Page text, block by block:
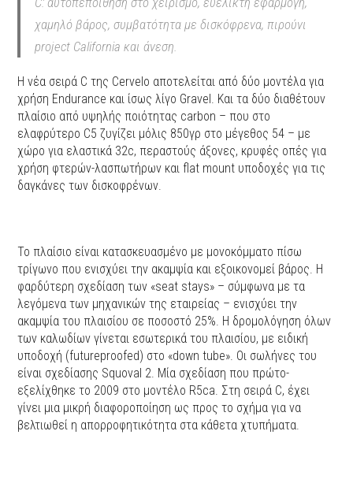
χαμηλό βάρος, συμβατότητα με δισκόφρενα, πιρούνι
project California και άνεση.
H νέα σειρά C της Cervelo αποτελείται από δύο μοντέλα για
χρήση Endurance και ίσως λίγο Gravel. Kαι τα δύο διαθέτουν
πλαίσιο από υψηλής ποιότητας carbon – που στο
ελαφρύτερο C5 ζυγίζει μόλις 850γρ στο μέγεθος 54 – με
χώρο για ελαστικά 32c, περαστούς άξονες, κρυφές οπές για
χρήση φτερών-λασπωτήρων και flat mount υποδοχές για τις
δαγκάνες των δισκοφρένων.
Το πλαίσιο είναι κατασκευασμένο με μονοκόμματο πίσω
τρίγωνο που ενισχύει την ακαμψία και εξοικονομεί βάρος. Η
φαρδύτερη σχεδίαση των «seat stays» – σύμφωνα με τα
λεγόμενα των μηχανικών της εταιρείας – ενισχύει την
ακαμψία του πλαισίου σε ποσοστό 25%. Η δρομολόγηση όλων
των καλωδίων γίνεται εσωτερικά του πλαισίου, με ειδική
υποδοχή (futureproofed) στο «down tube». Oι σωλήνες του
είναι σχεδίασης Squoval 2. Mία σχεδίαση που πρώτο-
εξελίχθηκε το 2009 στο μοντέλο R5ca. Στη σειρά C, έχει
γίνει μια μικρή διαφοροποίηση ως προς το σχήμα για να
βελτιωθεί η απορροφητικότητα στα κάθετα χτυπήματα.